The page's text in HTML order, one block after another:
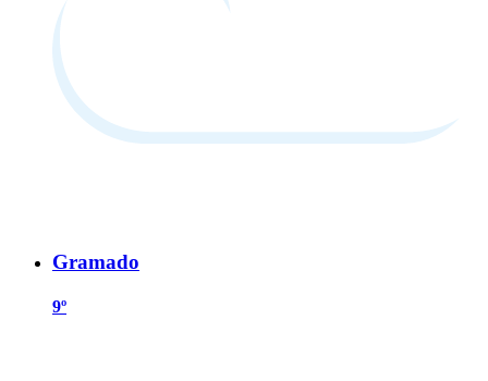
Gramado
9º